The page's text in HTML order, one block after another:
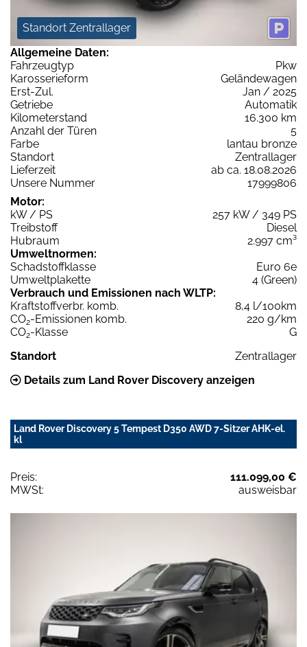
Standort Zentrallager
Allgemeine Daten:
Fahrzeugtyp
Pkw
Karosserieform
Geländewagen
Erst-Zul.
Jan / 2025
Getriebe
Automatik
Kilometerstand
16.300 km
Anzahl der Türen
5
Farbe
lantau bronze
Standort
Zentrallager
Lieferzeit
ab ca. 18.08.2026
Unsere Nummer
17999806
Motor:
kW / PS
257 kW / 349 PS
Treibstoff
Diesel
Hubraum
2.997 cm³
Umweltnormen:
Schadstoffklasse
Euro 6e
Umweltplakette
4 (Green)
Verbrauch und Emissionen nach WLTP:
Kraftstoffverbr. komb.
8,4 l/100km
CO2-Emissionen komb.
220 g/km
CO2-Klasse
G
Standort
Zentrallager
Details zum Land Rover Discovery anzeigen
Land Rover Discovery 5 Tempest D350 AWD 7-Sitzer AHK-el.
kl
Preis:
111.099,00 €
MWSt:
ausweisbar